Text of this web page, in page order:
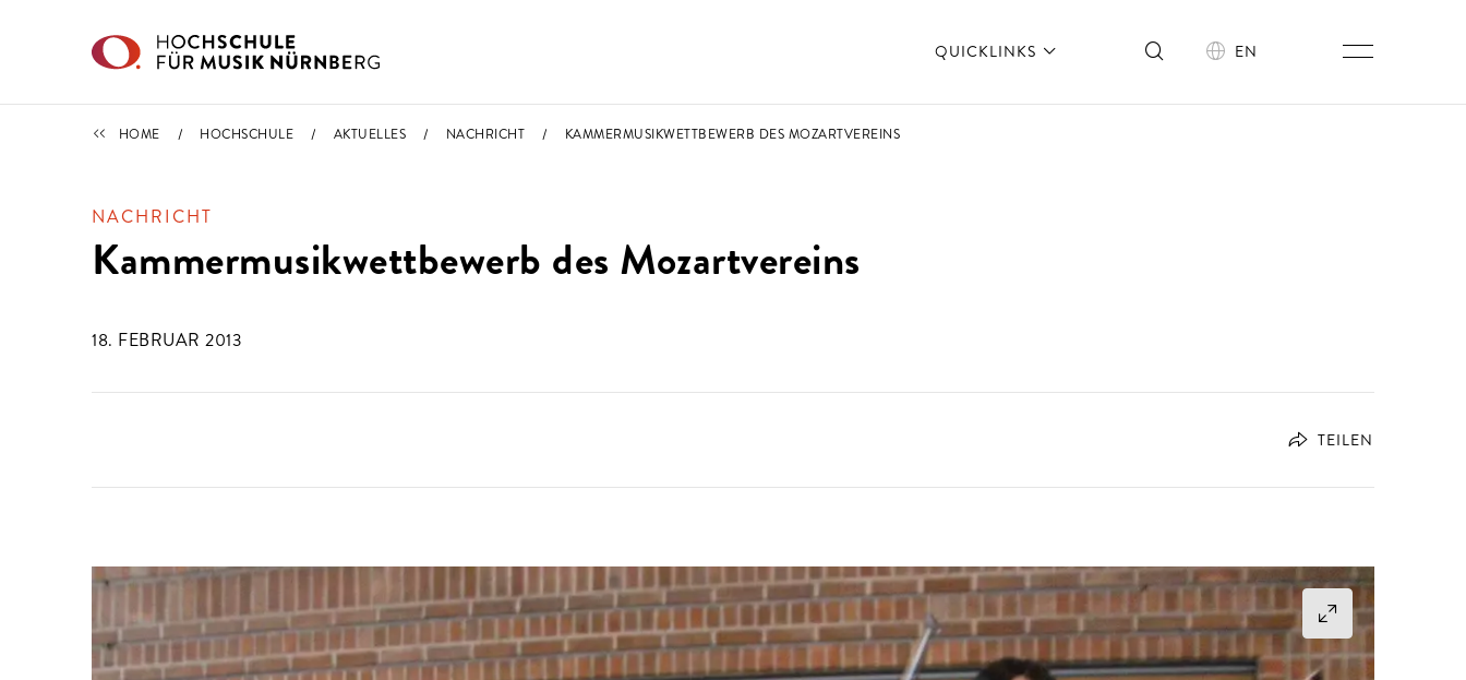
QUICKLINKS EN
IMPORTIERT
HOME HOCHSCHULE AKTUELLES NACHRICHT KAMMERMUSIKWETTBEWERB DES MOZARTVEREINS
NACHRICHT
Kammermusikwettbewerb des Mozartvereins
18. FEBRUAR 2013
TEILEN